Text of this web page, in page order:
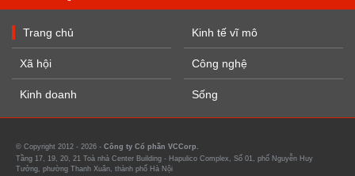
Trang chủ
Xã hội
Kinh doanh
Kinh tế vĩ mô
Công nghệ
Sống
© Copyright 2012 - 2026 - Công ty Cổ phần VCCorp.
Tầng 17, 19, 20, 21 Toà nhà Center Building - Hapulico Complex, Số 01, phố Nguyễn Huy
Tưởng, phường Thanh Xuân, thành phố Hà Nội